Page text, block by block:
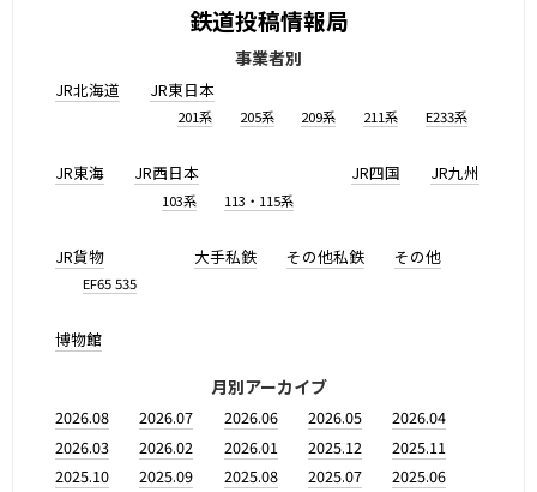
鉄道投稿情報局
事業者別
JR北海道 JR東日本
201系 205系 209系 211系 E233系
JR東海 JR西日本
103系 113・115系
JR四国 JR九州
JR貨物
EF65 535
大手私鉄 その他私鉄 その他
博物館
月別アーカイブ
2026.08 2026.07 2026.06 2026.05
2026.04
2026.03
2026.02 2026.01 2025.12
2025.11
2025.10
2025.09 2025.08 2025.07
2025.06